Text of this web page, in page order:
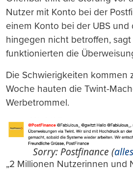
Nutzer mit Konto bei der
einem Konto bei der UBS und
hingegen nicht betroffen,
funktionierten die
Die Schwierigkeiten kommen
Woche hauten die Twint-
Werbetrommel.
Sorry: Postfinance (
„2 Millionen Nutzerinnen und